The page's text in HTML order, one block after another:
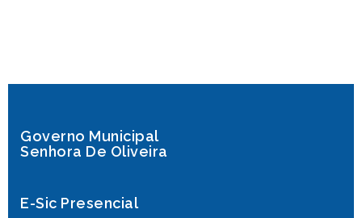
Governo Municipal
Senhora De Oliveira
E-Sic Presencial